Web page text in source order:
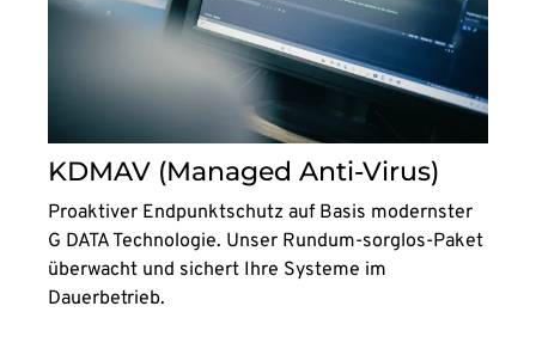
KDMAV (Managed Anti-Virus)
Proaktiver Endpunktschutz auf Basis modernster
G DATA Technologie. Unser Rundum-sorglos-Paket
überwacht und sichert Ihre Systeme im
Dauerbetrieb.